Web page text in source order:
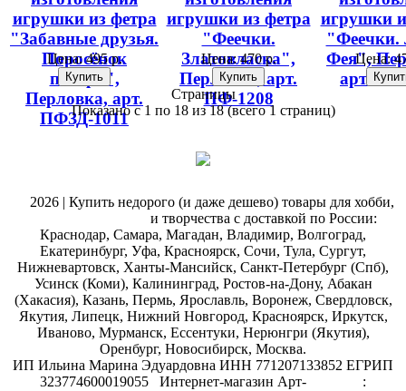
игрушки из фетра
"Забавные друзья.
Поросёнок
пекарь",
Перловка, арт.
ПФЗД-1011
Цена:495 р.
игрушки из фетра
"Феечки.
Златовласка",
Перловка, арт.
ПФ-1208
Цена:470 р.
игрушки
"Феечки.
Фея",
арт.
Цена:
Страницы
Показано с 1 по 18 из 18 (всего 1 страниц)
2026 | Купить недорого (и даже дешево) товары для хобби,
и творчества с доставкой по России:
Краснодар, Самара, Магадан, Владимир, Волгоград,
Екатеринбург, Уфа, Красноярск, Сочи, Тула, Сургут,
Нижневартовск, Ханты-Мансийск, Санкт-Петербург (Спб),
Усинск (Коми), Калининград, Ростов-на-Дону, Абакан
(Хакасия), Казань, Пермь, Ярославль, Воронеж, Свердловск,
Якутия, Липецк, Нижний Новгород, Красноярск, Иркутск,
Иваново, Мурманск, Ессентуки, Нерюнгри (Якутия),
Оренбург, Новосибирск, Москва.
ИП Ильина Марина Эдуардовна ИНН 771207133852 ЕГРИП
323774600019055
Интернет-магазин Арт-
: